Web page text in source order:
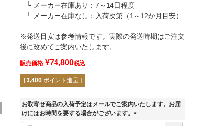
└ メーカー在庫あり：7～14日程度
└ メーカー在庫なし：入荷次第（1～12か月目安）
※発送目安は参考情報です。実際の発送時期はご注文
後に改めてご案内いたします。
販売価格 ¥74,800税込
[ 3,400 ポイント進呈 ]
お取寄せ商品の入荷予定はメールでご案内いたします。お届
けにはお時間を要する場合がございます。
(